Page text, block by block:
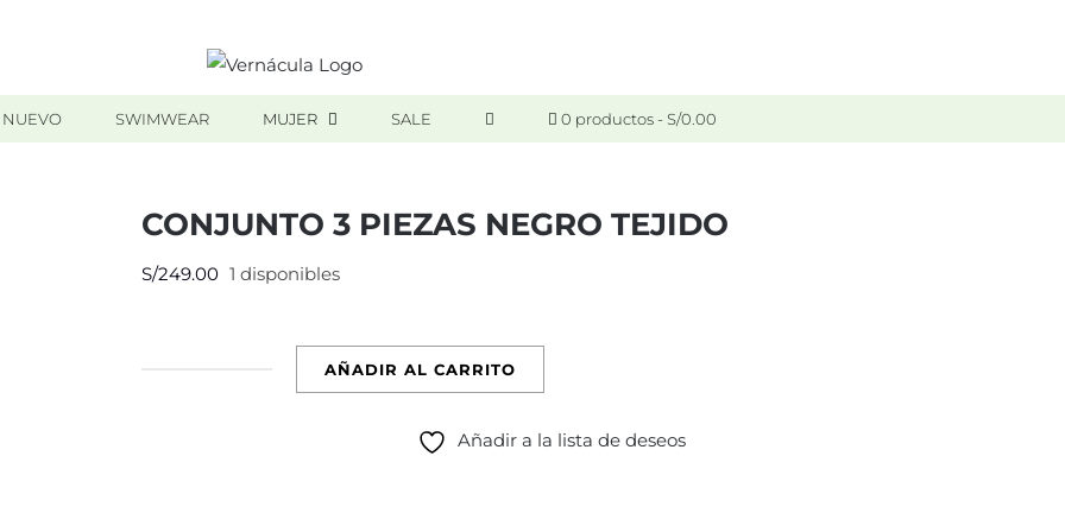
NUEVO SWIMWEAR MUJER SALE 0 productos S/0.00
CONJUNTO 3 PIEZAS NEGRO TEJIDO
S/249.00 1 disponibles
AÑADIR AL CARRITO
Añadir a la lista de deseos